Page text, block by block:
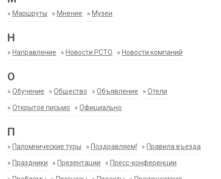
» Маршруты » Мнение » Музеи
Н
» Направление » Новости РСТО » Новости компаний
О
» Обучение » Общество » Объявление » Отели
» Открытое письмо » Официально
П
» Паломнические туры » Поздравляем! » Правила въезда
» Праздники » Презентации » Пресс-конференции